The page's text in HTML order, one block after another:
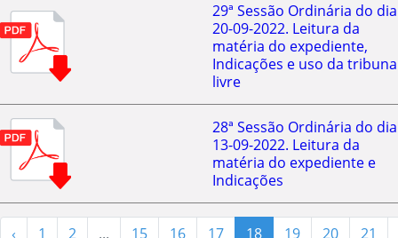
29ª Sessão Ordinária do dia
20-09-2022. Leitura da
matéria do expediente,
Indicações e uso da tribuna
livre
28ª Sessão Ordinária do dia
13-09-2022. Leitura da
matéria do expediente e
Indicações
‹ 1 2 ... 15 16 17 18 19 20 21